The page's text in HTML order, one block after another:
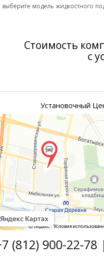
модель жидкостного
Стоимость
с
Установочный
(812) 900-22-